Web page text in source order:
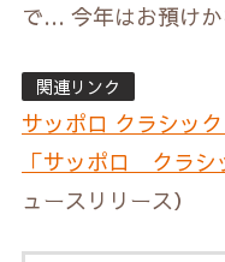
で… 今年はお預けか
関連リンク
サッポロ クラシッ
「サッポロ クラ
ュースリリース）